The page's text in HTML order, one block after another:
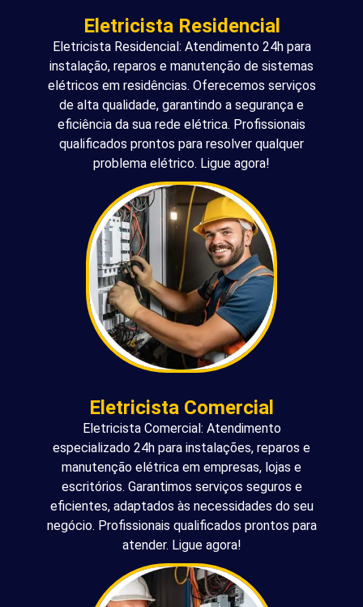
Eletricista Residencial
Eletricista Residencial: Atendimento 24h para
instalação, reparos e manutenção de sistemas
elétricos em residências. Oferecemos serviços
de alta qualidade, garantindo a segurança e
eficiência da sua rede elétrica. Profissionais
qualificados prontos para resolver qualquer
problema elétrico. Ligue agora!
Eletricista Comercial
Eletricista Comercial: Atendimento
especializado 24h para instalações, reparos e
manutenção elétrica em empresas, lojas e
escritórios. Garantimos serviços seguros e
eficientes, adaptados às necessidades do seu
negócio. Profissionais qualificados prontos para
atender. Ligue agora!